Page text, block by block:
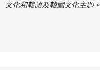
文化和韓語及韓國文化主題。